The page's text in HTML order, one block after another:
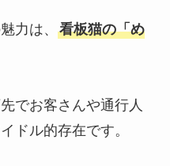
力は、 看板猫の「め
でお客さんや通行人
ドル的存在です。